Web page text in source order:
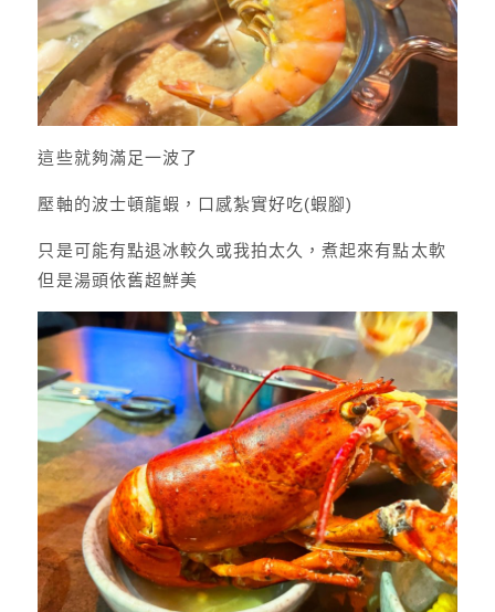
這些就夠滿足一波了
壓軸的波士頓龍蝦，口感紮實好吃(蝦腳)
只是可能有點退冰較久或我拍太久，煮起來有點太軟
但是湯頭依舊超鮮美